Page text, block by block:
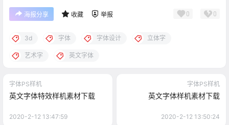
海报分享 收藏 举报 0 0
3d 字体 字体设计 立体字
艺术字 英文字体
字体PS样机
英文字体特效样机素材下载
2020-2-12 13:47:59
字体PS样机
英文字体样机素材下载
2020-2-12 13:50:24